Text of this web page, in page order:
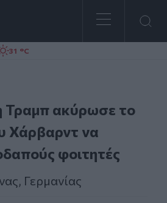
31 °C
Τραμπ ακύρωσε το
Χάρβαρντ να
φοιτητές
Γερμανίας